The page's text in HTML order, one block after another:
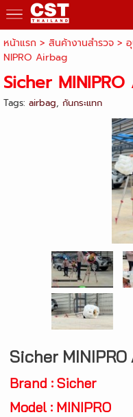
หน้าแรก > สินค้างานสำรวจ >
NIPRO Airbag
Sicher
Tags: airbag, กันกระแทก
Sicher
Brand : Sicher
Model : MINIPRO